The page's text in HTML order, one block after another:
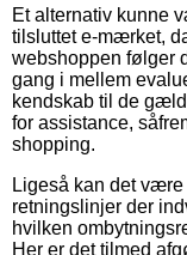
Et alternativ kunne
tilsluttet e-mærket,
webshoppen følger
gang i mellem
kendskab til de
for assistance,
shopping.
Ligeså kan det
retningslinjer der
hvilken
Her er det tilmed